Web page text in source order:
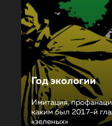
Год экологии
Имитация,
каким был 2017-й
«зеленых»